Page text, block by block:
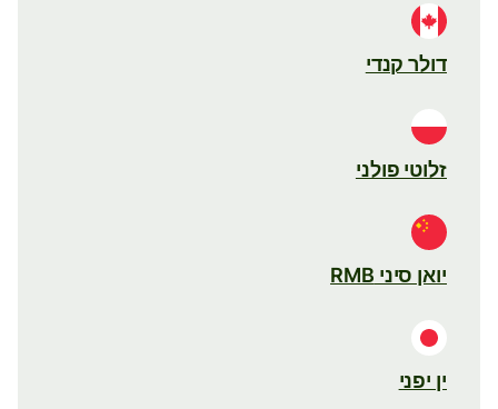
דולר קנדי
זלוטי פולני
יואן סיני RMB
ין יפני